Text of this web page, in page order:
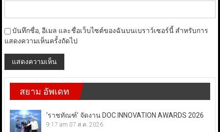
บันทึกชื่อ, อีเมล และชื่อเว็บไซต์ของฉันบนเบราว์เซอร์นี้ สำหรับการ
แสดงความเห็นครั้งถัดไป
สยาม อัพเดท
‘ราชทัณฑ์’ จัดงาน DOC INNOVATION AWARDS 2026
9:17 am 07 ส.ค. 2026